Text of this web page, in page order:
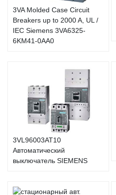
3VA Molded Case Circuit
Breakers up to 2000 A, UL /
IEC Siemens 3VA6325-
6KM41-0AA0
3VL96003AT10
Автоматический
выключатель SIEMENS